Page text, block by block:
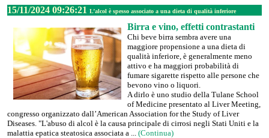
15/11/2024 09:26:21 L’alcol è spesso associato a una dieta di qualità inferiore
Birra e vino, effetti contrastanti
Chi beve birra sembra avere una
maggiore propensione a una dieta di
qualità inferiore, è generalmente meno
attivo e ha maggiori probabilità di
fumare sigarette rispetto alle persone che
bevono vino o liquori.
A dirlo è uno studio della Tulane School
of Medicine presentato al Liver Meeting,
congresso organizzato dall’American Association for the Study of Liver
Diseases. "L'abuso di alcol è la causa principale di cirrosi negli Stati Uniti e la
malattia epatica steatosica associata a ... (Continua)